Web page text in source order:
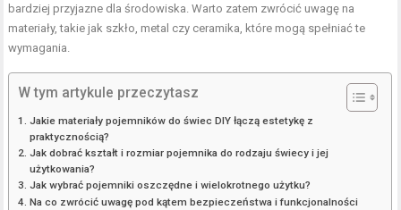
bardziej przyjazne dla środowiska. Warto zatem zwrócić uwagę na
materiały, takie jak szkło, metal czy ceramika, które mogą spełniać te
wymagania.
W tym artykule przeczytasz
Jakie materiały pojemników do świec DIY łączą estetykę z
praktycznością?
Jak dobrać kształt i rozmiar pojemnika do rodzaju świecy i jej
użytkowania?
Jak wybrać pojemniki oszczędne i wielokrotnego użytku?
Na co zwrócić uwagę pod kątem bezpieczeństwa i funkcjonalności